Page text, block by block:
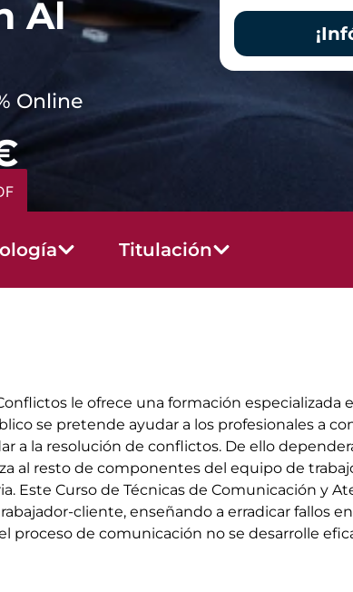
Al
Online
Titulación
le ofrece una formación especializada
se pretende ayudar a los profesionales a
a la resolución de conflictos. De ello
al resto de componentes del equipo de
Este Curso de Técnicas de Comunicación y
cliente, enseñando a erradicar fallos
de comunicación no se desarrolle